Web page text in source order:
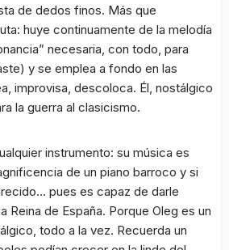
de dedos finos. Más que
huye continuamente de la melodía
necesaria, con todo, para
y se emplea a fondo en las
improvisa, descoloca. Él, nostálgico
la guerra al clasicismo.
instrumento: su música es
de un piano barroco y si
pues es capaz de darle
Reina de España. Porque Oleg es un
todo a la vez. Recuerda un